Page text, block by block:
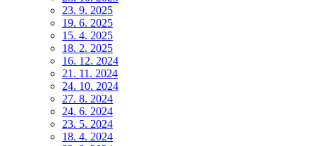
23. 9. 2025
19. 6. 2025
15. 4. 2025
18. 2. 2025
16. 12. 2024
21. 11. 2024
24. 10. 2024
27. 8. 2024
24. 6. 2024
23. 5. 2024
18. 4. 2024